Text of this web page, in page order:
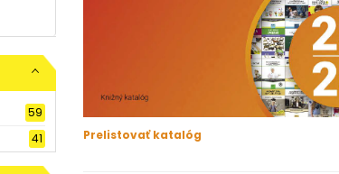
59
41 Prelistovať katalóg